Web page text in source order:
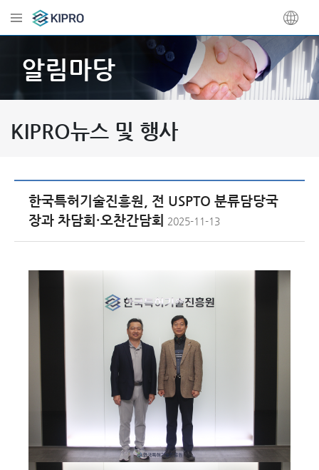
알림마당
KIPRO뉴스 및 행사
한국특허기술진흥원, 전 USPTO 분류담당국
장과 차담회·오찬간담회
2025-11-13